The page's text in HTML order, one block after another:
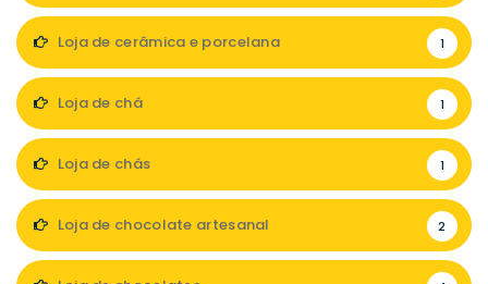
Loja de cerâmica e porcelana 1
Loja de chá 1
Loja de chás 1
Loja de chocolate artesanal 2